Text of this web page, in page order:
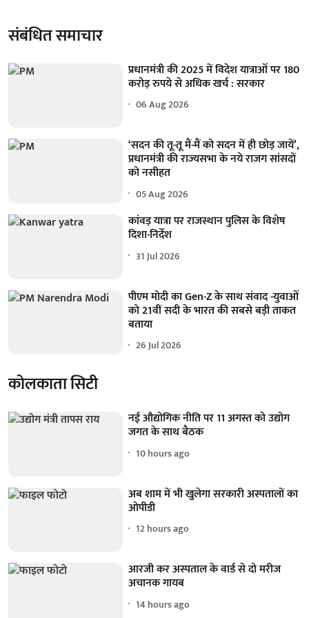
संबंधित समाचार
प्रधानमंत्री की 2025 में विदेश यात्राओं पर 180
करोड़ रुपये से अधिक खर्च : सरकार
06 Aug 2026
‘सदन की तू-तू मैं-मैं को सदन में ही छोड़ जायें’,
प्रधानमंत्री की राज्यसभा के नये राजग सांसदों
को नसीहत
05 Aug 2026
कांवड़ यात्रा पर राजस्थान पुलिस के विशेष
दिशा-निर्देश
31 Jul 2026
पीएम मोदी का Gen-Z के साथ संवाद -युवाओं
को 21वीं सदी के भारत की सबसे बड़ी ताकत
बताया
26 Jul 2026
कोलकाता सिटी
नई औद्योगिक नीति पर 11 अगस्त को उद्योग
जगत के साथ बैठक
10 hours ago
अब शाम में भी खुलेगा सरकारी अस्पतालों का
ओपीडी
12 hours ago
आरजी कर अस्पताल के वार्ड से दो मरीज
अचानक गायब
14 hours ago